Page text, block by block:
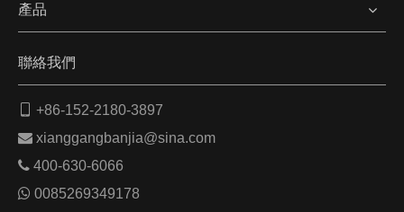
產品
聯絡我們
+86-152-2180-3897
 xianggangbanjia@sina.com
 400-630-6066
 0085269349178